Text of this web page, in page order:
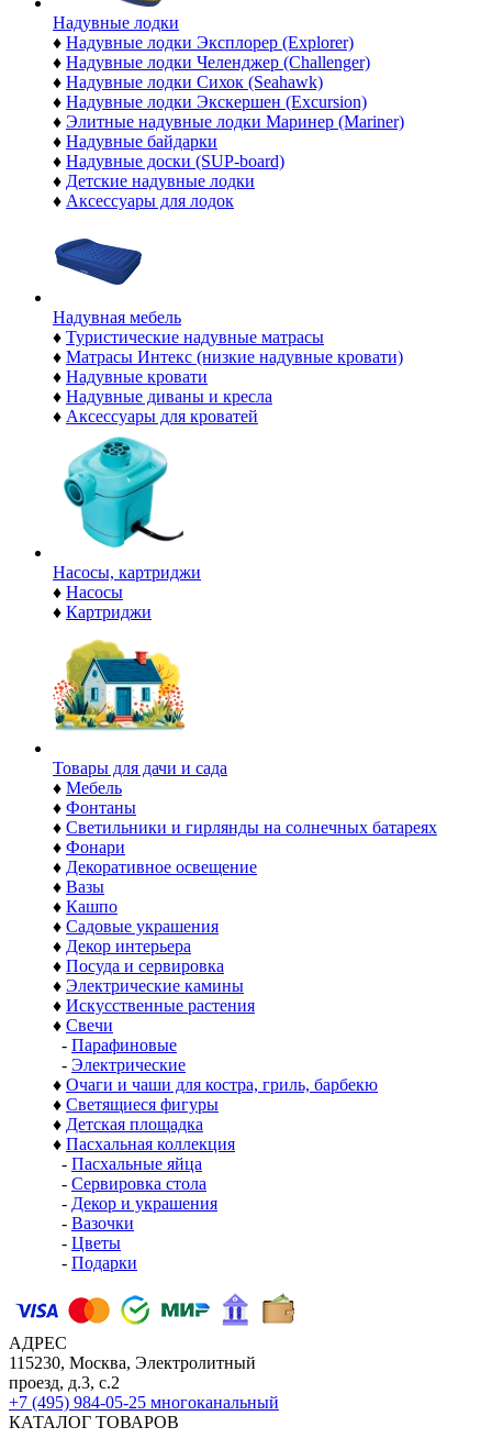
Надувные лодки
♦ Надувные лодки Эксплорер (Explorer)
♦ Надувные лодки Челенджер (Challenger)
♦ Надувные лодки Сихок (Seahawk)
♦ Надувные лодки Экскершен (Excursion)
♦ Элитные надувные лодки Маринер (Mariner)
♦ Надувные байдарки
♦ Надувные доски (SUP-board)
♦ Детские надувные лодки
♦ Аксессуары для лодок
Надувная мебель
♦ Туристические надувные матрасы
♦ Матрасы Интекс (низкие надувные кровати)
♦ Надувные кровати
♦ Надувные диваны и кресла
♦ Аксессуары для кроватей
Насосы, картриджи
♦ Насосы
♦ Картриджи
Товары для дачи и сада
♦ Мебель
♦ Фонтаны
♦ Светильники и гирлянды на солнечных батареях
♦ Фонари
♦ Декоративное освещение
♦ Вазы
♦ Кашпо
♦ Садовые украшения
♦ Декор интерьера
♦ Посуда и сервировка
♦ Электрические камины
♦ Искусственные растения
♦ Свечи
- Парафиновые
- Электрические
♦ Очаги и чаши для костра, гриль, барбекю
♦ Светящиеся фигуры
♦ Детская площадка
♦ Пасхальная коллекция
- Пасхальные яйца
- Сервировка стола
- Декор и украшения
- Вазочки
- Цветы
- Подарки
АДРЕС
115230, Москва, Электролитный
проезд, д.3, с.2
+7 (495) 984-05-25 многоканальный
КАТАЛОГ ТОВАРОВ